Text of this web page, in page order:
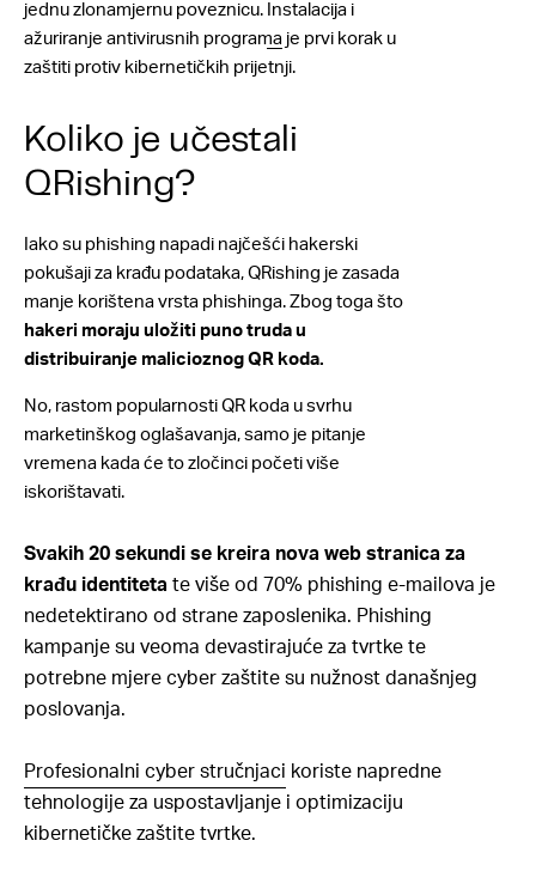
jednu zlonamjernu poveznicu. Instalacija i
ažuriranje antivirusnih programa je prvi korak u
zaštiti protiv kibernetičkih prijetnji.
Koliko je učestali
QRishing?
Iako su phishing napadi najčešći hakerski
pokušaji za krađu podataka, QRishing je zasada
manje korištena vrsta phishinga. Zbog toga što
hakeri moraju uložiti puno truda u
distribuiranje malicioznog QR koda.
No, rastom popularnosti QR koda u svrhu
marketinškog oglašavanja, samo je pitanje
vremena kada će to zločinci početi više
iskorištavati.
Svakih 20 sekundi se kreira nova web stranica za
krađu identiteta te više od 70% phishing e-mailova je
nedetektirano od strane zaposlenika. Phishing
kampanje su veoma devastirajuće za tvrtke te
potrebne mjere cyber zaštite su nužnost današnjeg
poslovanja.
Profesionalni cyber stručnjaci koriste napredne
tehnologije za uspostavljanje i optimizaciju
kibernetičke zaštite tvrtke.